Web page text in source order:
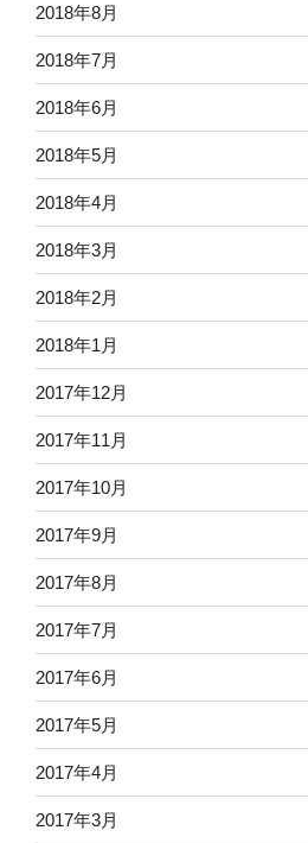
2018年8月
2018年7月
2018年6月
2018年5月
2018年4月
2018年3月
2018年2月
2018年1月
2017年12月
2017年11月
2017年10月
2017年9月
2017年8月
2017年7月
2017年6月
2017年5月
2017年4月
2017年3月